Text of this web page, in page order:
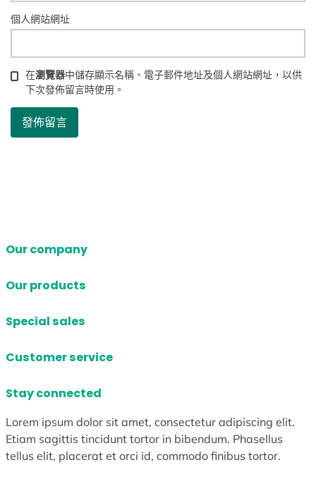
個人網站網址
在瀏覽器中儲存顯示名稱、電子郵件地址及個人網站網址，以供
下次發佈留言時使用。
Our company
Our products
Special sales
Customer service
Stay connected
Lorem ipsum dolor sit amet, consectetur adipiscing elit.
Etiam sagittis tincidunt tortor in bibendum. Phasellus
tellus elit, placerat et orci id, commodo finibus tortor.